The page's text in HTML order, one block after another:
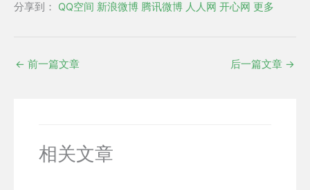
分享到：
QQ空间 新浪微博 腾讯微博 人人网 开心网 更多
← 前一篇文章 后一篇文章 →
相关文章